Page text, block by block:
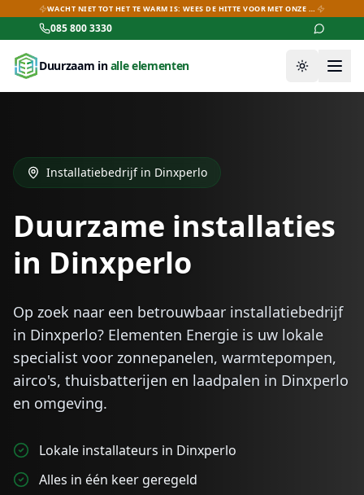
WACHT NIET TOT HET TE WARM IS: WEES DE HITTE VOOR MET ONZE AIRCO-DEALS!
085 800 3330
Duurzaam inalle elementen Thema
Installatiebedrijf in Dinxperlo
Duurzame installaties
in Dinxperlo
Op zoek naar een betrouwbaar installatiebedrijf
in Dinxperlo? Elementen Energie is uw lokale
specialist voor zonnepanelen, warmtepompen,
airco's, thuisbatterijen en laadpalen in Dinxperlo
en omgeving.
Lokale installateurs in Dinxperlo
Alles in één keer geregeld